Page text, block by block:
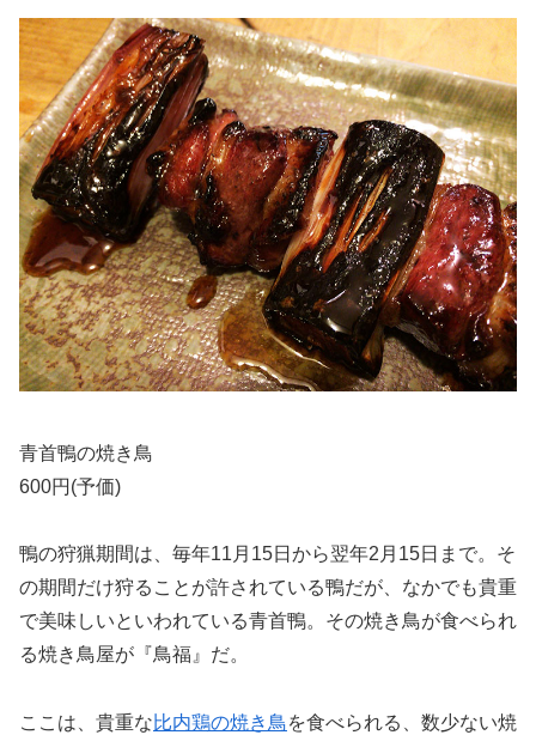
青首鴨の焼き鳥
600円(予価)
鴨の狩猟期間は、毎年11月15日から翌年2月15日まで。そ
の期間だけ狩ることが許されている鴨だが、なかでも貴重
で美味しいといわれている青首鴨。その焼き鳥が食べられ
る焼き鳥屋が『鳥福』だ。
ここは、貴重な比内鶏の焼き鳥を食べられる、数少ない焼